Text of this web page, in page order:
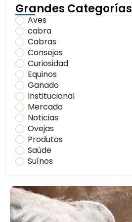
Grandes Categorías
Aves
cabra
Cabras
Consejos
Curiosidad
Equinos
Ganado
Institucional
Mercado
Noticias
Ovejas
Produtos
Saúde
Suínos